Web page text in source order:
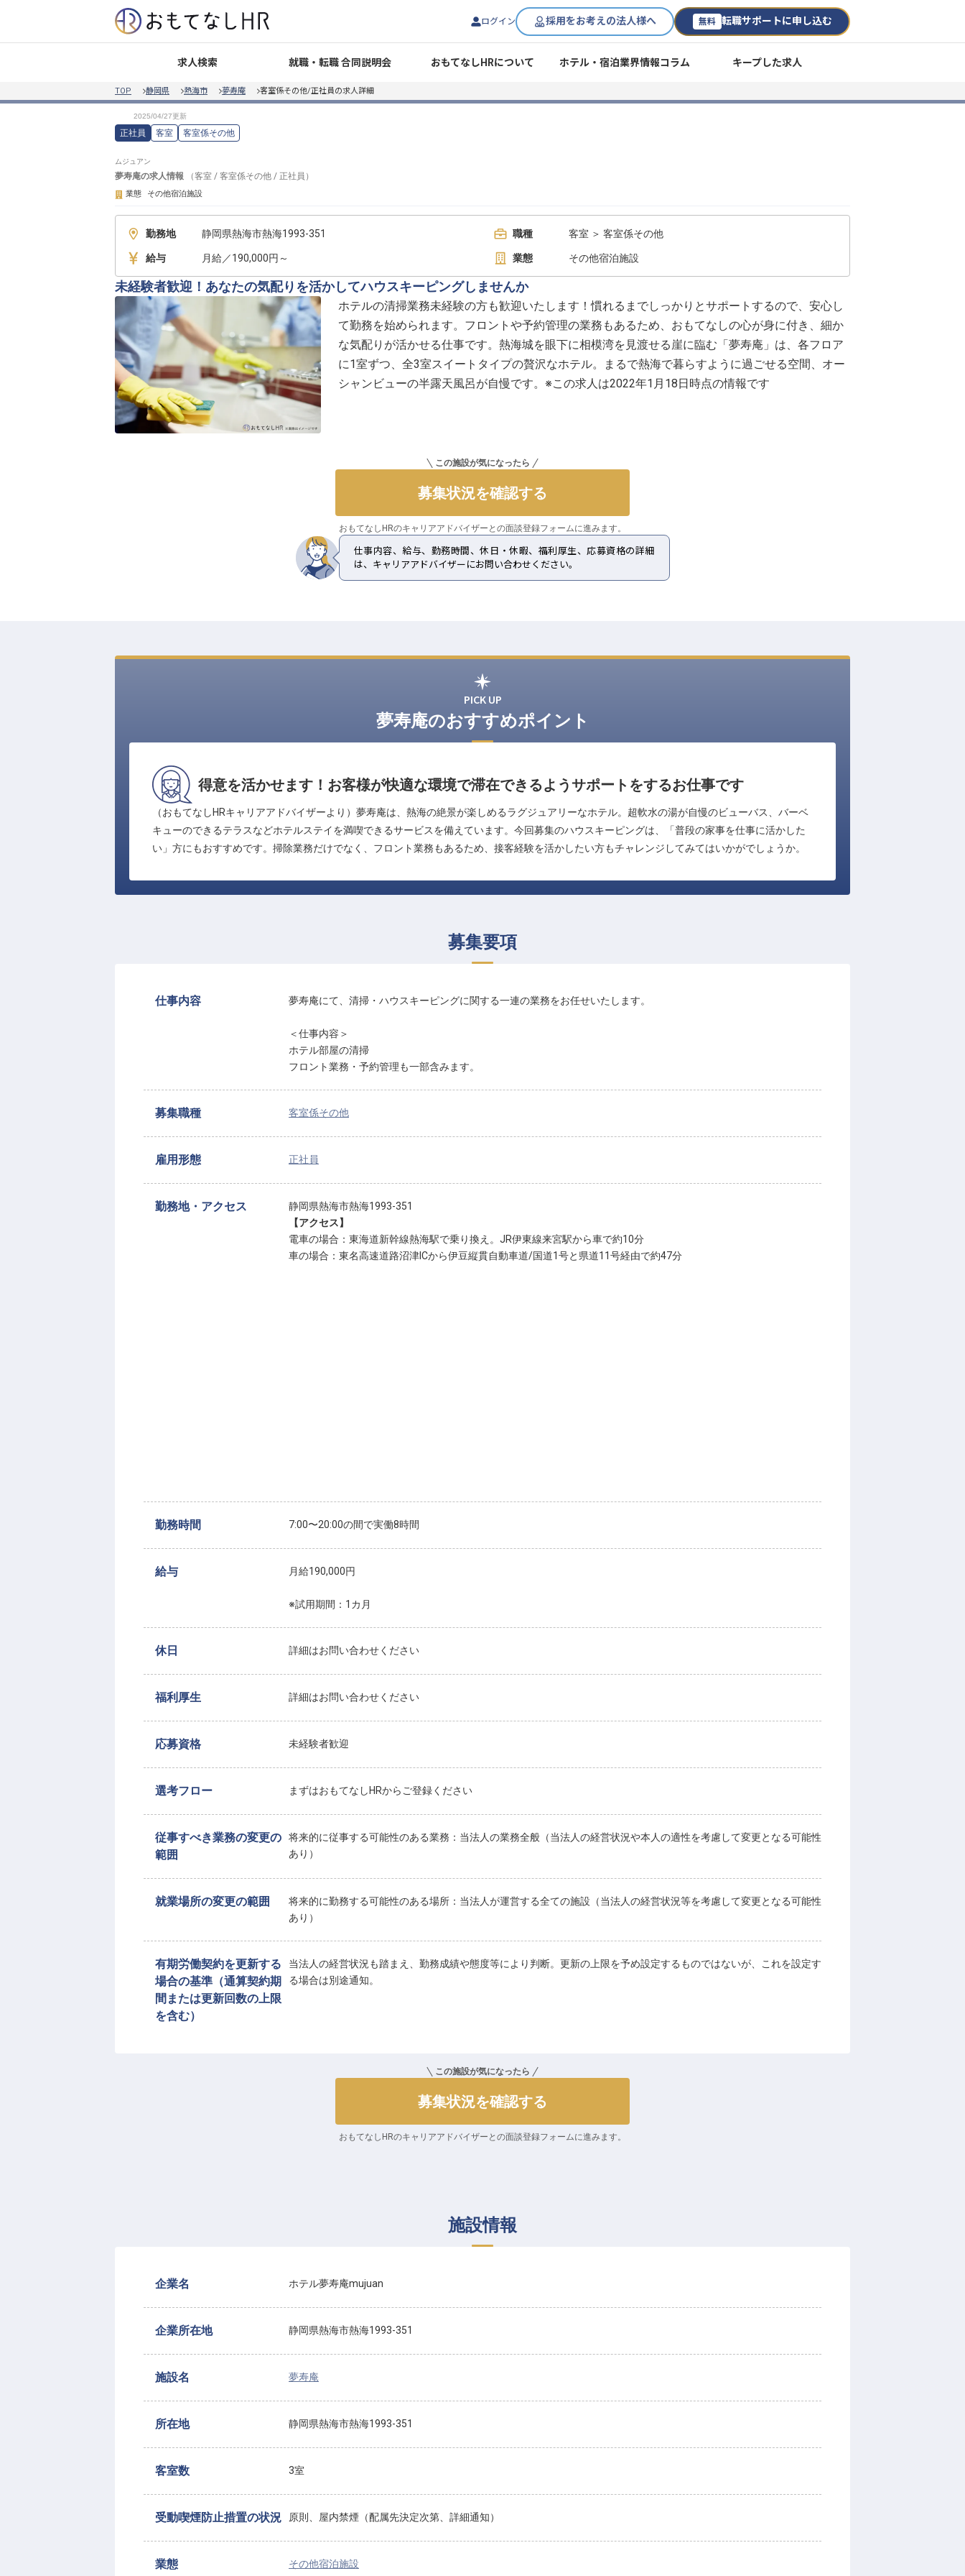
ログイン 採用をお考えの法人様へ 無料 転職サポートに申し込む
求人検索 就職・転職 合同説明会 おもてなしHRについて ホテル・宿泊業界情報コラム キープした求人
TOP 静岡県 熱海市 夢寿庵 客室係その他/正社員の求人詳細
正社員 客室 客室係その他
ムジュアン
夢寿庵の求人情報 （客室 / 客室係その他 / 正社員 ）
業態 その他宿泊施設
勤務地 静岡県熱海市熱海1993-351 職種 客室 ＞ 客室係その他
給与 月給／190,000円～ 業態 その他宿泊施設
未経験者歓迎！あなたの気配りを活かしてハウスキーピングしませんか
ホテルの清掃業務未経験の方も歓迎いたします！慣れるまでしっかりとサポートするので、安心し
て勤務を始められます。フロントや予約管理の業務もあるため、おもてなしの心が身に付き、細か
な気配りが活かせる仕事です。熱海城を眼下に相模湾を見渡せる崖に臨む「夢寿庵」は、各フロア
に1室ずつ、全3室スイートタイプの贅沢なホテル。まるで熱海で暮らすように過ごせる空間、オー
シャンビューの半露天風呂が自慢です。※この求人は2022年1月18日時点の情報です
この施設が気になったら
募集状況を確認する
おもてなしHRのキャリアアドバイザーとの面談登録フォームに進みます。
仕事内容、給与、勤務時間、休日・休暇、福利厚生、応募資格の詳細
は、キャリアアドバイザーにお問い合わせください。
PICK UP
夢寿庵のおすすめポイント
得意を活かせます！お客様が快適な環境で滞在できるようサポートをするお仕事です
（おもてなしHRキャリアアドバイザーより）夢寿庵は、熱海の絶景が楽しめるラグジュアリーなホテル。超軟水の湯が自慢のビューバス、バーベ
キューのできるテラスなどホテルステイを満喫できるサービスを備えています。今回募集のハウスキーピングは、「普段の家事を仕事に活かした
い」方にもおすすめです。掃除業務だけでなく、フロント業務もあるため、接客経験を活かしたい方もチャレンジしてみてはいかがでしょうか。
募集要項
仕事内容 夢寿庵にて、清掃・ハウスキーピングに関する一連の業務をお任せいたします。
＜仕事内容＞
ホテル部屋の清掃
フロント業務・予約管理も一部含みます。
募集職種 客室係その他
雇用形態 正社員
勤務地・アクセス
静岡県熱海市熱海1993-351
【アクセス】
電車の場合：東海道新幹線熱海駅で乗り換え。JR伊東線来宮駅から車で約10分
車の場合：東名高速道路沼津ICから伊豆縦貫自動車道/国道1号と県道11号経由で約47分
勤務時間 7:00〜20:00の間で実働8時間
給与 月給190,000円
※試用期間：1カ月
休日 詳細はお問い合わせください
福利厚生 詳細はお問い合わせください
応募資格 未経験者歓迎
選考フロー まずはおもてなしHRからご登録ください
従事すべき業務の変更の
範囲
将来的に従事する可能性のある業務：当法人の業務全般（当法人の経営状況や本人の適性を考慮して変更となる可能性
あり）
就業場所の変更の範囲
将来的に勤務する可能性のある場所：当法人が運営する全ての施設（当法人の経営状況等を考慮して変更となる可能性
あり）
有期労働契約を更新する
場合の基準（通算契約期
間または更新回数の上限
を含む）
当法人の経営状況も踏まえ、勤務成績や態度等により判断。更新の上限を予め設定するものではないが、これを設定す
る場合は別途通知。
この施設が気になったら
募集状況を確認する
おもてなしHRのキャリアアドバイザーとの面談登録フォームに進みます。
施設情報
企業名 ホテル夢寿庵mujuan
企業所在地 静岡県熱海市熱海1993-351
施設名 夢寿庵
所在地 静岡県熱海市熱海1993-351
客室数 3室
受動喫煙防止措置の状況 原則、屋内禁煙（配属先決定次第、詳細通知）
業態 その他宿泊施設